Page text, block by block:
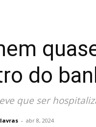
do
que ser
- abr 8, 2024